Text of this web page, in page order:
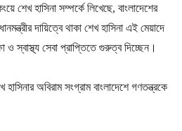
শেখ হাসিনা সম্পর্কে লিখেছে, বাংলাদেশের
দায়িত্বে থাকা শেখ হাসিনা এই মেয়াদে
ও স্বাস্থ্য সেবা প্রাপ্তিতে গুরুত্ব দিচ্ছেন।
অবিরাম সংগ্রাম বাংলাদেশে গণতন্ত্রকে